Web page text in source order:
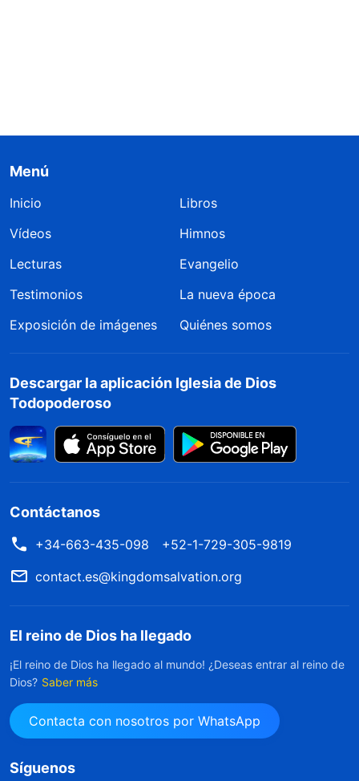
Menú
Inicio
Libros
Vídeos
Himnos
Lecturas
Evangelio
Testimonios
La nueva época
Exposición de imágenes
Quiénes somos
Descargar la aplicación Iglesia de Dios
Todopoderoso
Contáctanos
+34-663-435-098
+52-1-729-305-9819
contact.es@kingdomsalvation.org
El reino de Dios ha llegado
¡El reino de Dios ha llegado al mundo! ¿Deseas entrar al reino de
Dios? Saber más
Contacta con nosotros por WhatsApp
Síguenos